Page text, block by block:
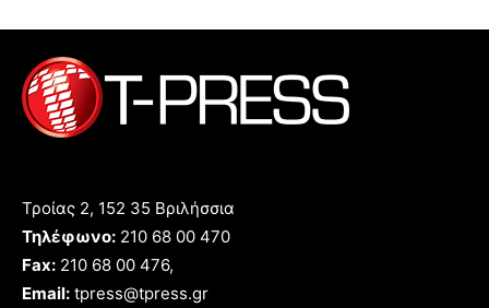
Τροίας 2, 152 35 Βριλήσσια
Τηλέφωνο: 210 68 00 470
Fax: 210 68 00 476,
Email: tpress@tpress.gr